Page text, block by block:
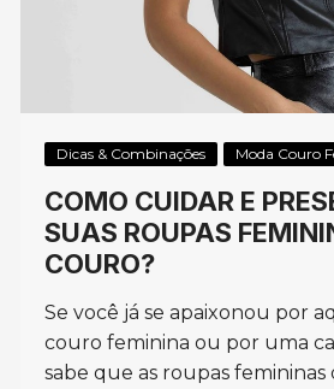
Dicas & Combinações Moda Couro
COMO CUIDAR E
SUAS ROUPAS
COURO?
Se você já se apaixonou por
couro feminina ou por uma
sabe que as roupas